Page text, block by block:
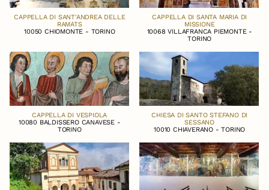
CAPPELLA DI SANT'ANDREA DELLE
RAMATS
10050 CHIOMONTE - TORINO
CAPPELLA DI SANTA MARIA DI
MISSIONE
10068 VILLAFRANCA PIEMONTE -
TORINO
CAPPELLA DI VESPIOLA
10080 BALDISSERO CANAVESE -
TORINO
CHIESA DI SANTO STEFANO DI
SESSANO
10010 CHIAVERANO - TORINO